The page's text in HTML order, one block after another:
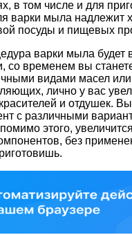
в том числе и для
варки мыла надлежит
посуды и пищевых
варки мыла будет
со временем вы
видами масел или
лично у вас
и отдушек. Вы
с различными
этого,
без